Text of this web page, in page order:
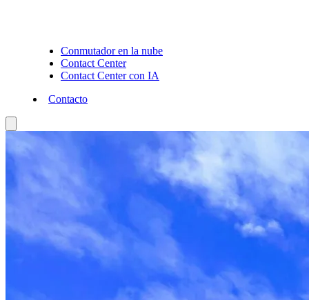
Conmutador en la nube
Contact Center
Contact Center con IA
Contacto